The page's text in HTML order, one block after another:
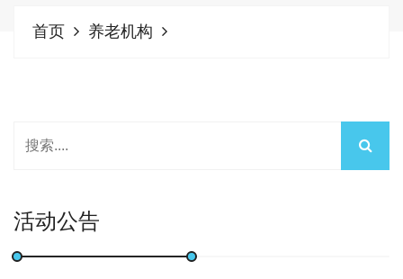
首页 养老机构
活动公告